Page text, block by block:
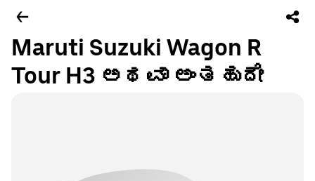
Maruti Suzuki Wagon R
Tour H3 ಅಥವಾ ಅಂತಹುದೇ